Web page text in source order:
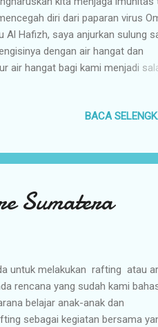
diri dari paparan virus
Al Hafizh, saya anjurkan sulung
dengan air hangat dan
air hangat bagi kami menjadi
beberapa manfaat. Madu yang
lezat, madu asli hutan ini
BACA
Sumatera
untuk melakukan rafting atau
rencana yang sudah kami
belajar anak-anak dan
sebagai kegiatan bersama